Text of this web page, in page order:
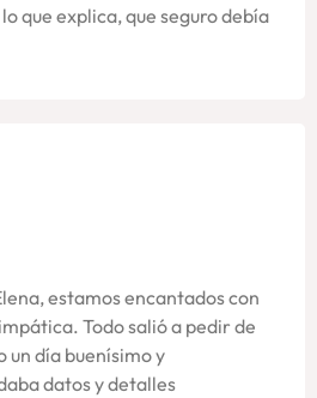
que explica, que seguro debía
estamos encantados con
Todo salió a pedir de
un día buenísimo y
datos y detalles